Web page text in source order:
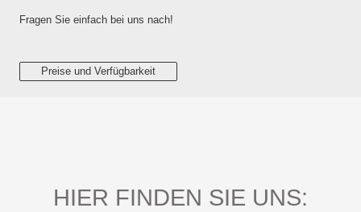
Fragen Sie einfach bei uns nach!
Preise und Verfügbarkeit
HIER FINDEN SIE UNS: